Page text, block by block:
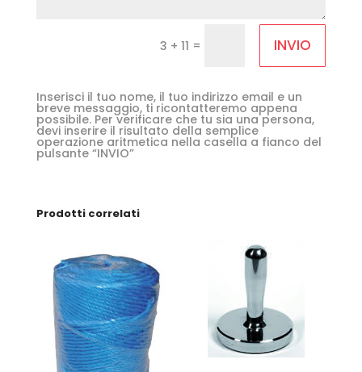
3 + 11 = INVIO
Inserisci il tuo nome, il tuo indirizzo email e un
breve messaggio, ti ricontatteremo appena
possibile. Per verificare che tu sia una persona,
devi inserire il risultato della semplice
operazione aritmetica nella casella a fianco del
pulsante “INVIO”
Prodotti correlati